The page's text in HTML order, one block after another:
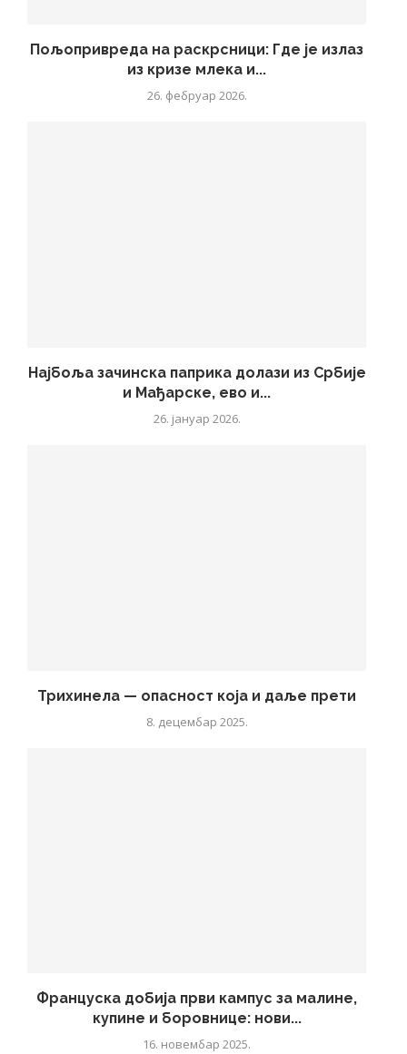
Пољопривреда на раскрсници: Где је излаз
из кризе млека и...
26. фебруар 2026.
Најбоља зачинска паприка долази из Србије
и Мађарске, ево и...
26. јануар 2026.
Трихинела — опасност која и даље прети
8. децембар 2025.
Француска добија први кампус за малине,
купине и боровнице: нови...
16. новембар 2025.